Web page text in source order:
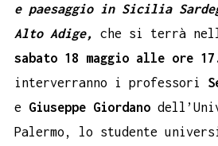
e paesaggio in Sicilia
Alto Adige,
che si terrà
sabato 18 maggio alle ore
interverranno i professori
e Giuseppe Giordano
Palermo, lo studente